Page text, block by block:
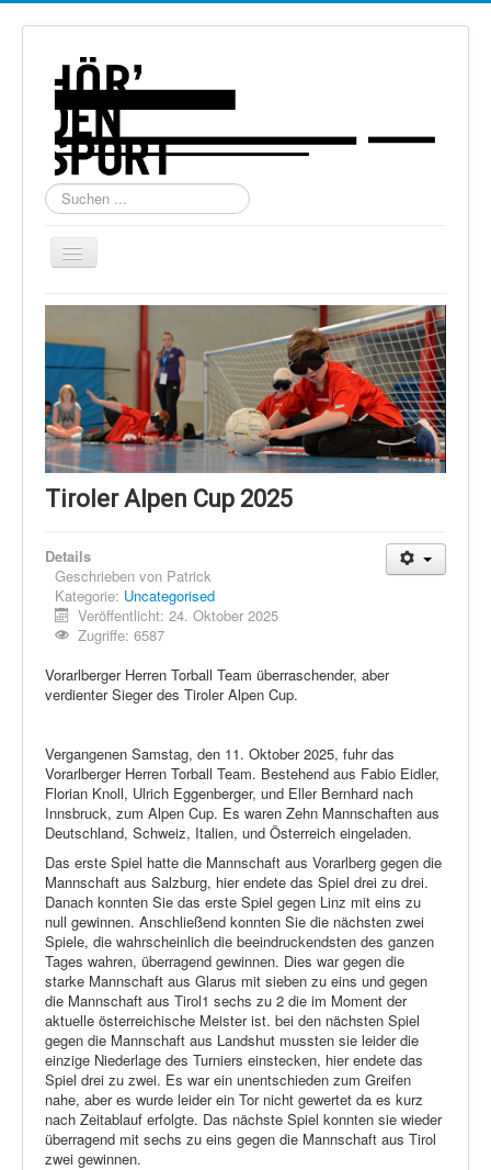
Suchen
...
Navigation
Home
Über uns
Torball
Schießen
Schi Alpin
Schi Nordisch
Showdown
Datenschutz
Tiroler Alpen Cup 2025
Details
Geschrieben von Patrick
Kategorie: Uncategorised
Veröffentlicht: 24. Oktober 2025
Zugriffe: 6587
Vorarlberger Herren Torball Team überraschender, aber
verdienter Sieger des Tiroler Alpen Cup.
Vergangenen Samstag, den 11. Oktober 2025, fuhr das
Vorarlberger Herren Torball Team. Bestehend aus Fabio Eidler,
Florian Knoll, Ulrich Eggenberger, und Eller Bernhard nach
Innsbruck, zum Alpen Cup. Es waren Zehn Mannschaften aus
Deutschland, Schweiz, Italien, und Österreich eingeladen.
Das erste Spiel hatte die Mannschaft aus Vorarlberg gegen die
Mannschaft aus Salzburg, hier endete das Spiel drei zu drei.
Danach konnten Sie das erste Spiel gegen Linz mit eins zu
null gewinnen. Anschließend konnten Sie die nächsten zwei
Spiele, die wahrscheinlich die beeindruckendsten des ganzen
Tages wahren, überragend gewinnen. Dies war gegen die
starke Mannschaft aus Glarus mit sieben zu eins und gegen
die Mannschaft aus Tirol1 sechs zu 2 die im Moment der
aktuelle österreichische Meister ist. bei den nächsten Spiel
gegen die Mannschaft aus Landshut mussten sie leider die
einzige Niederlage des Turniers einstecken, hier endete das
Spiel drei zu zwei. Es war ein unentschieden zum Greifen
nahe, aber es wurde leider ein Tor nicht gewertet da es kurz
nach Zeitablauf erfolgte. Das nächste Spiel konnten sie wieder
überragend mit sechs zu eins gegen die Mannschaft aus Tirol
zwei gewinnen.